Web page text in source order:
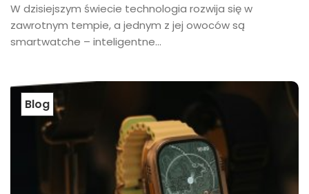
W dzisiejszym świecie technologia rozwija się w
zawrotnym tempie, a jednym z jej owoców są
smartwatche – inteligentne...
Blog